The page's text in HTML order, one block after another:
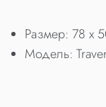
Размер: 78 x
Модель: